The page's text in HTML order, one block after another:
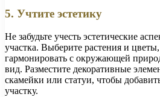
5. Учтите эстетику
Не забудьте учесть эстетические
участка. Выберите растения и
гармонировать с окружающей
вид. Разместите декоративные
скамейки или статуи, чтобы
участку.